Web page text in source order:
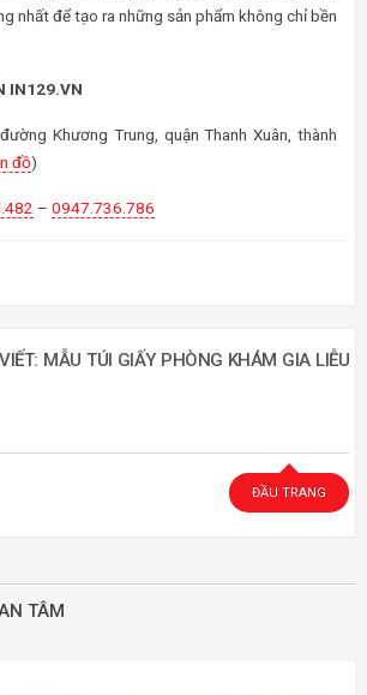
nhất để tạo ra những sản phẩm không chỉ bền
IN129.VN
Khương Trung, quận Thanh Xuân, thành
đồ)
– 0947.736.786
MẪU TÚI GIẤY PHÒNG KHÁM GIA LIỄU
ĐẦU TRANG
TÂM